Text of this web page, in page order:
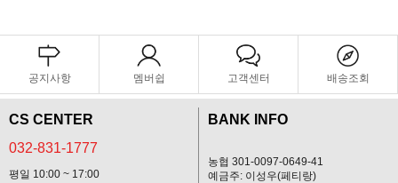
공지사항 멤버쉽 고객센터 배송조회
CS CENTER
032-831-1777
평일 10:00 ~ 17:00
BANK INFO
농협 301-0097-0649-41
예금주: 이성우(페티랑)